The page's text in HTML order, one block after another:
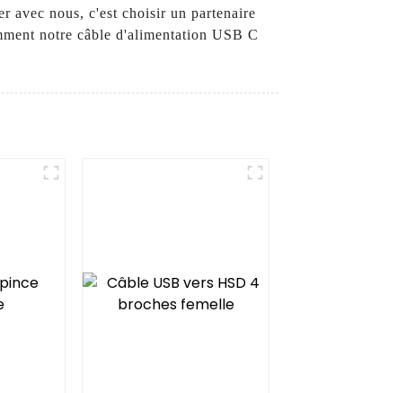
avec nous, c'est choisir un partenaire
notre câble d'alimentation USB C